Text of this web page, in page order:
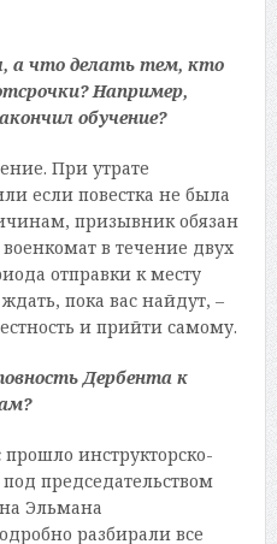
а что делать тем, кто
Например,
обучение?
При утрате
если повестка не была
призывник обязан
в течение двух
отправки к месту
пока вас найдут, –
и прийти самому.
Дербента к
инструкторско-
председательством
Эльмана
разбирали все